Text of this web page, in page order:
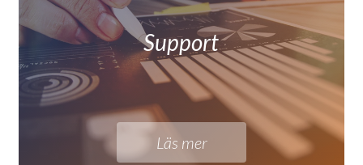
Support
Läs mer